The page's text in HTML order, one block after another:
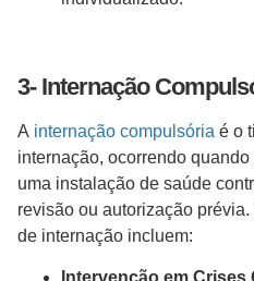
3- Internação
A internação compulsória é o
internação, ocorrendo
uma instalação de saúde
revisão ou autorização
de internação incluem: